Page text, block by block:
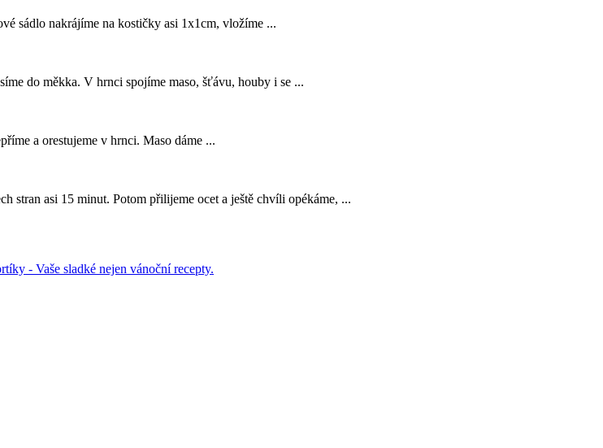
sádlo nakrájíme na kostičky asi 1x1cm, vložíme ...
do měkka. V hrnci spojíme maso, šťávu, houby i se ...
a orestujeme v hrnci. Maso dáme ...
stran asi 15 minut. Potom přilijeme ocet a ještě chvíli opékáme, ...